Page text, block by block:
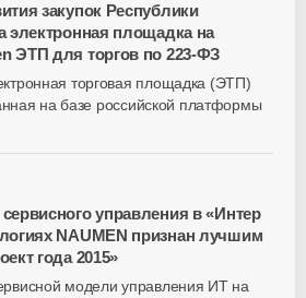
закупок Республики
электронная площадка на
ЭТП для торгов по 223-ФЗ
торговая площадка (ЭТП)
на базе российской платформы
управления в «Интер
NAUMEN признан лучшим
года 2015»
модели управления ИТ на